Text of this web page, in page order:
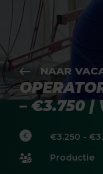
NAAR
– €3.750 |
€3.250 -
Productie